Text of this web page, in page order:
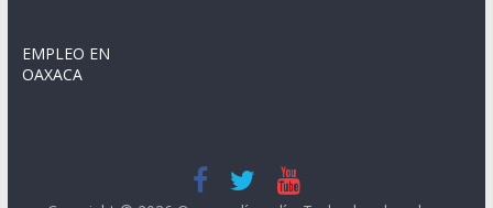
EMPLEO EN
OAXACA